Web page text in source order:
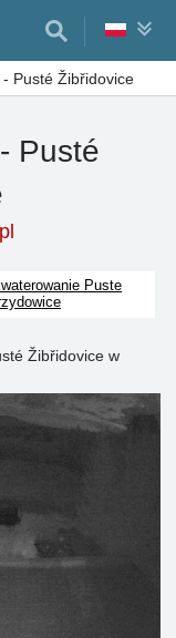
Pusté Žibřidovice
Pusté
Puste
Žibřidovice w